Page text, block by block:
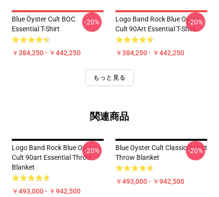
Blue Öyster Cult BOC
Essential T-Shirt
￥384,250 - ￥442,250
-20%
Logo Band Rock Blue Oyster
Cult 90Art Essential T-Shirt
￥384,250 - ￥442,250
-20%
もっと見る
関連商品
Logo Band Rock Blue Oyster
Cult 90art Essential Throw
Blanket
￥493,000 - ￥942,500
-20%
Blue Oyster Cult Classic T-Shirt
Throw Blanket
￥493,000 - ￥942,500
-20%